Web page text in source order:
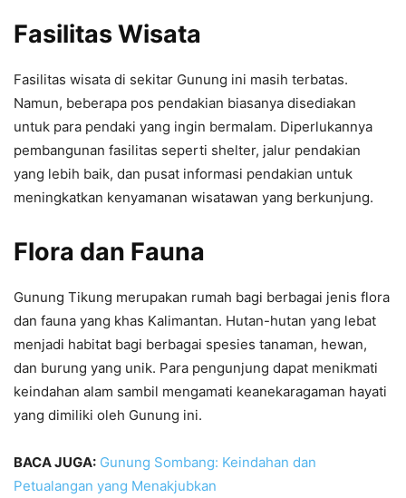
Fasilitas Wisata
Fasilitas wisata di sekitar Gunung ini masih terbatas.
Namun, beberapa pos pendakian biasanya disediakan
untuk para pendaki yang ingin bermalam. Diperlukannya
pembangunan fasilitas seperti shelter, jalur pendakian
yang lebih baik, dan pusat informasi pendakian untuk
meningkatkan kenyamanan wisatawan yang berkunjung.
Flora dan Fauna
Gunung Tikung merupakan rumah bagi berbagai jenis flora
dan fauna yang khas Kalimantan. Hutan-hutan yang lebat
menjadi habitat bagi berbagai spesies tanaman, hewan,
dan burung yang unik. Para pengunjung dapat menikmati
keindahan alam sambil mengamati keanekaragaman hayati
yang dimiliki oleh Gunung ini.
BACA JUGA: Gunung Sombang: Keindahan dan
Petualangan yang Menakjubkan